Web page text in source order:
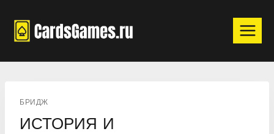
БРИДЖ
ИСТОРИЯ И